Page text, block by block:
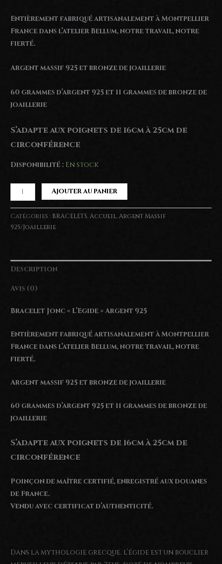
Entièrement fabriqué artisanalement à Montpellier
France dans l’atelier Bellum, notre travail, notre
fierté.
Argent massif 925 et bronze de joaillerie
60 grammes d’argent 925 et 11 grammes de bronze de
joaillerie
S’adapte aux poignets de 16cm à 25cm de
circonférence
Disponibilité : En stock
quantité
de
Bracelet
Jonc
925
Ajouter au panier
Catégories : BRACELETS,Accueil,Argent Massif
925/Joaillerie
Description
Avis (0)
Bracelet Jonc « L’Egide » Argent 925
Entièrement fabriqué artisanalement à Montpellier
France dans l’atelier Bellum, notre travail, notre
fierté.
Argent massif 925 et bronze de joaillerie
60 grammes d’argent 925 et 11 grammes de bronze de
joaillerie
S’adapte aux poignets de 16cm à 25cm de
circonférence
Poinçon de maître certifié, enregistré aux douanes
de France.
Vendu avec certificat d’authenticité.
Dans la mythologie grecque, l’égide est un bouclier